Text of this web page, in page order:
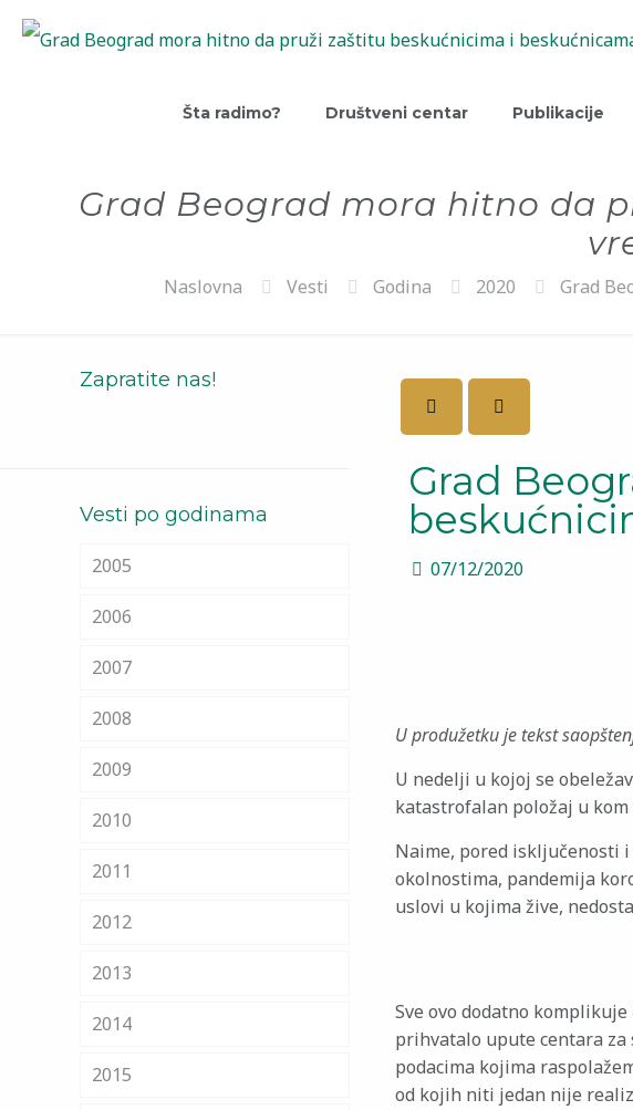
Šta radimo? Društveni centar Publikacije
Grad Beograd mora hitno da
Naslovna Vesti Godina 2020 Grad
Grad
07/12/2020
U produžetku je tekst
U nedelji u kojoj se
katastrofalan položaj u
Naime, pored isključenosti
okolnostima, pandemija
uslovi u kojima žive,
Sve ovo dodatno
prihvatalo upute centara za
podacima kojima
od kojih niti jedan nije
Zapratite nas!
Vesti po godinama
2005
2006
2007
2008
2009
2010
2011
2012
2013
2014
2015